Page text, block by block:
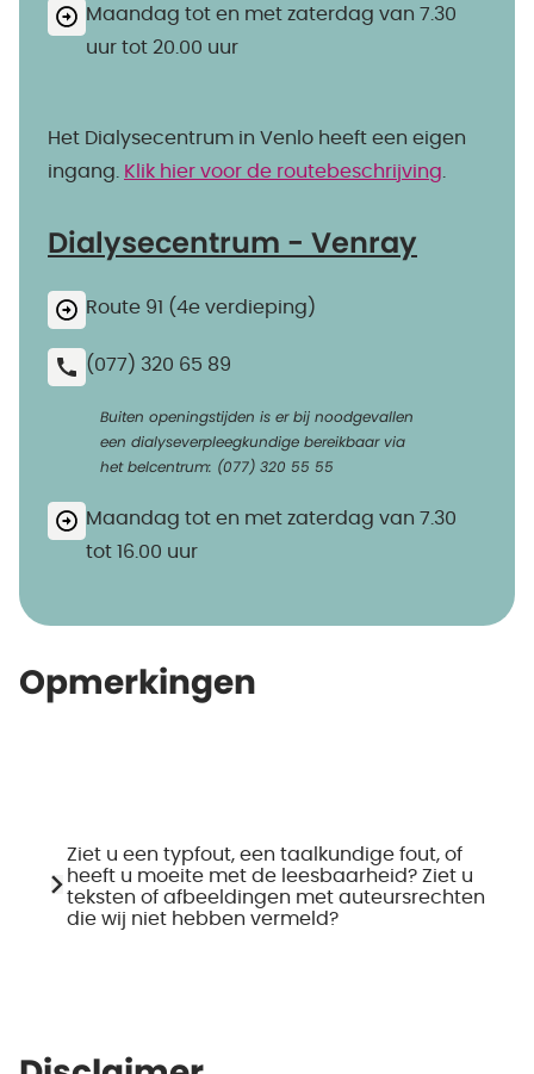
Maandag tot en met zaterdag van 7.30
uur tot 20.00 uur
Het Dialysecentrum in Venlo heeft een eigen
ingang.
Klik hier voor de routebeschrijving
Dialysecentrum - Venray
Route 91 (4e verdieping)
(077) 320 65 89
Buiten openingstijden is er bij noodgevallen
een dialyseverpleegkundige bereikbaar via
het belcentrum: (077) 320 55 55
Maandag tot en met zaterdag van 7.30
tot 16.00 uur
Opmerkingen
Ziet u een typfout, een taalkundige fout, of
heeft u moeite met de leesbaarheid? Ziet u
teksten of afbeeldingen met auteursrechten
die wij niet hebben vermeld?